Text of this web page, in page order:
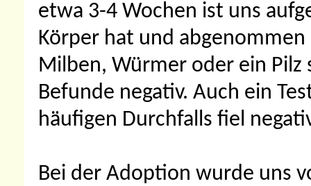
etwa 3-4 Wochen ist uns
Körper hat und
Milben, Würmer oder ein
Befunde negativ. Auch ein
häufigen Durchfalls fiel
Bei der Adoption wurde uns